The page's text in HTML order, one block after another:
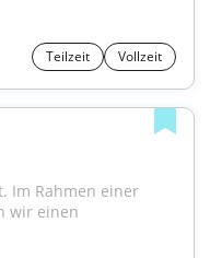
Teilzeit Vollzeit
Im Rahmen einer